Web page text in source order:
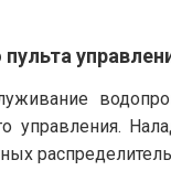
управления.